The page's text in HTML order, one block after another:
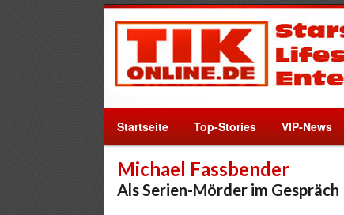
Startseite Top-Stories VIP-News
Michael Fassbender
Als Serien-Mörder im Gespräch